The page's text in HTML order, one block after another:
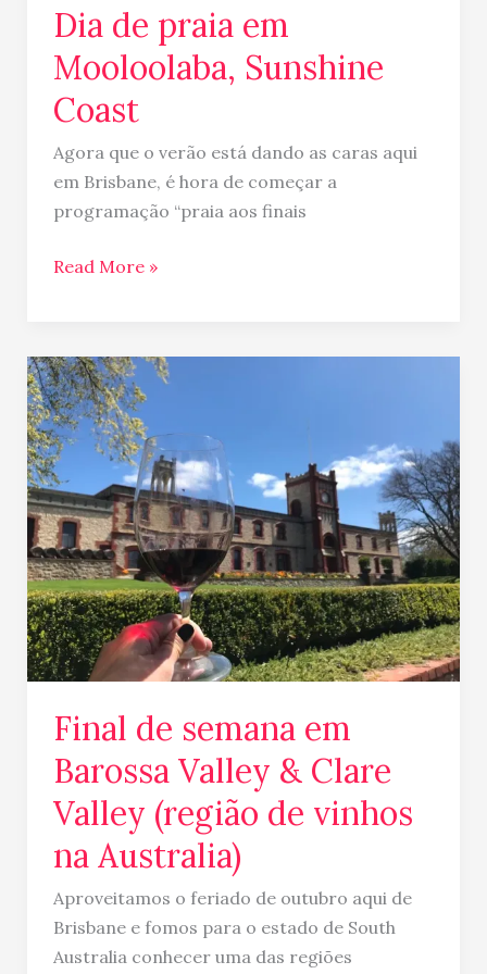
Dia de praia em
Mooloolaba, Sunshine
Coast
Agora que o verão está dando as caras aqui
em Brisbane, é hora de começar a
programação “praia aos finais
Read More »
Final de semana em
Barossa Valley & Clare
Valley (região de vinhos
na Australia)
Aproveitamos o feriado de outubro aqui de
Brisbane e fomos para o estado de South
Australia conhecer uma das regiões
Final
de
semana
em
Barossa
Valley
&
Clare
Valley
(região
de
na